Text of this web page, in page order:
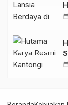
calendar_month
calendar_month